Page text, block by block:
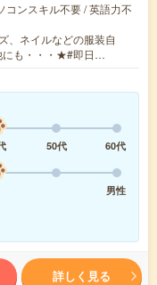
コンスキル不要 / 英語力不
、ネイルなどの服装自
にも・・・★#即日…
50代
60代
男性
詳しく見る